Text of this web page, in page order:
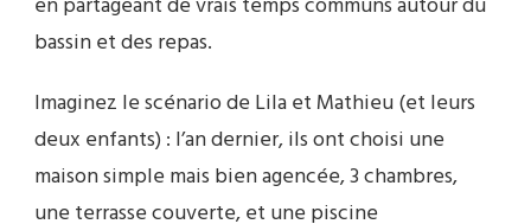
bassin et des repas.
Imaginez le scénario de Lila et Mathieu (et leurs
deux enfants) : l’an dernier, ils ont choisi une
maison simple mais bien agencée, 3 chambres,
une terrasse couverte, et une piscine